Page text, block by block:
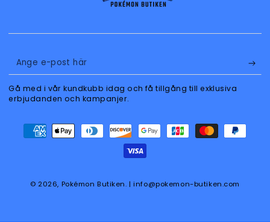
Ange
e-
post
Gå med i vår kundkubb idag och få tillgång till exklusiva
erbjudanden och kampanjer.
© 2026, Pokémon Butiken. | info@pokemon-butiken.com
Betalningsmetoder